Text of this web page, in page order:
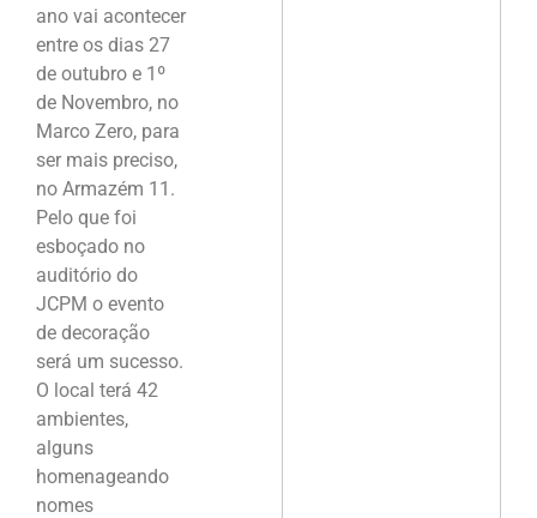
ano vai acontecer
entre os dias 27
de outubro e 1º
de Novembro, no
Marco Zero, para
ser mais preciso,
no Armazém 11.
Pelo que foi
esboçado no
auditório do
JCPM o evento
de decoração
será um sucesso.
O local terá 42
ambientes,
alguns
homenageando
nomes